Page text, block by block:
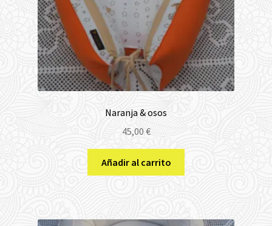
Naranja & osos
45,00 €
Añadir al carrito